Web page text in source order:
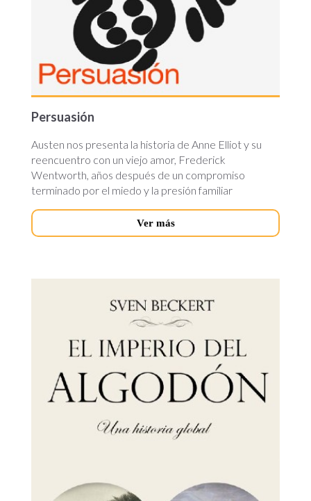
Persuasión
Austen nos presenta la historia de Anne Elliot y su
reencuentro con un viejo amor, Frederick
Wentworth, años después de un compromiso
terminado por el miedo y la presión familiar
Ver más
algodon.jpg